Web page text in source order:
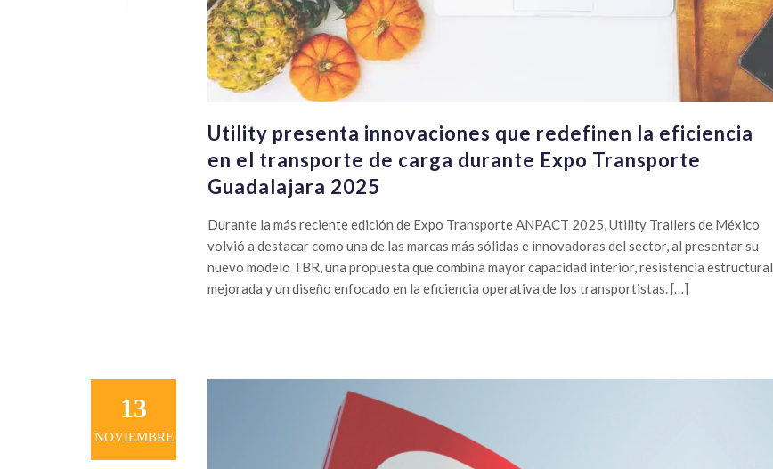
Utility presenta innovaciones que redefinen la eficiencia
en el transporte de carga durante Expo Transporte
Guadalajara 2025
Durante la más reciente edición de Expo Transporte ANPACT 2025, Utility Trailers de México
volvió a destacar como una de las marcas más sólidas e innovadoras del sector, al presentar su
nuevo modelo TBR, una propuesta que combina mayor capacidad interior, resistencia estructural
mejorada y un diseño enfocado en la eficiencia operativa de los transportistas. […]
13
NOVIEMBRE